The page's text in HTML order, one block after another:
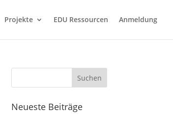
Projekte EDU Ressourcen Anmeldung
Neueste Beiträge